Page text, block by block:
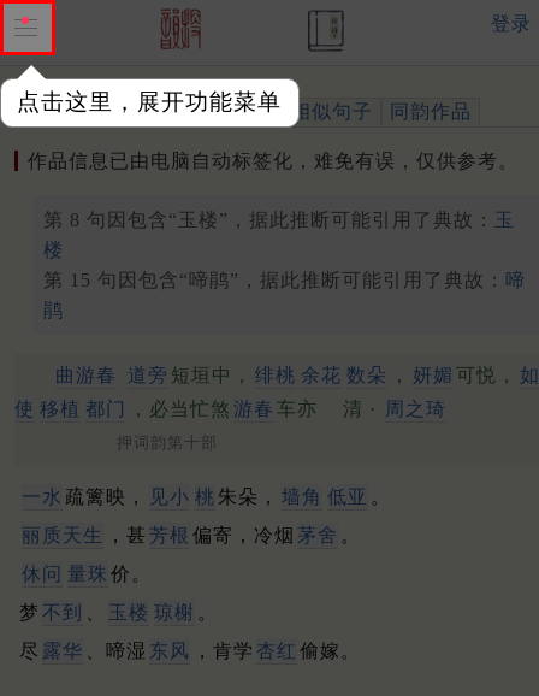
点击这里，展开功能菜单
登录
作品 标注四声 出处、引用 相似句子 同韵作品
作品信息已由电脑自动标签化，难免有误，仅供参考。
第 8 句因包含“玉楼”，据此推断可能引用了典故： 玉
楼
第 15 句因包含“啼鹃”，据此推断可能引用了典故： 啼
鹃
曲游春 道旁 短垣中， 绯桃 余花 数朵 ， 妍媚 可悦， 如
使 移植 都门 ，必当忙煞 游春 车亦 清 · 周之琦
押词韵第十部
一水 疏篱映， 见小 桃 朱朵， 墙角 低亚 。
丽质天生
，甚 芳根 偏寄，冷烟 茅舍 。
休问 量珠 价。
梦 不到 玉楼 琼榭 。
尽 露华 、啼湿 东风 ，肯学 杏红 偷嫁。